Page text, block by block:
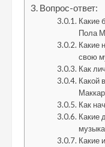
Вопрос-ответ:
Какие
Пола
Какие
свою
Как
Какой
Как
Какие
Какие